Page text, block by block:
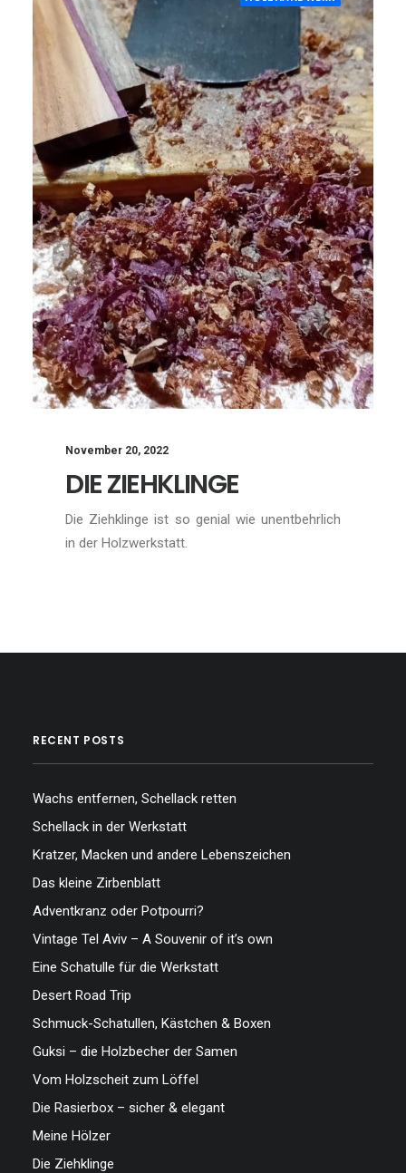
November 20, 2022
DIE ZIEHKLINGE
Die Ziehklinge ist so genial wie unentbehrlich
in der Holzwerkstatt.
RECENT POSTS
Wachs entfernen, Schellack retten
Schellack in der Werkstatt
Kratzer, Macken und andere Lebenszeichen
Das kleine Zirbenblatt
Adventkranz oder Potpourri?
Vintage Tel Aviv – A Souvenir of it’s own
Eine Schatulle für die Werkstatt
Desert Road Trip
Schmuck-Schatullen, Kästchen & Boxen
Guksi – die Holzbecher der Samen
Vom Holzscheit zum Löffel
Die Rasierbox – sicher & elegant
Meine Hölzer
Die Ziehklinge